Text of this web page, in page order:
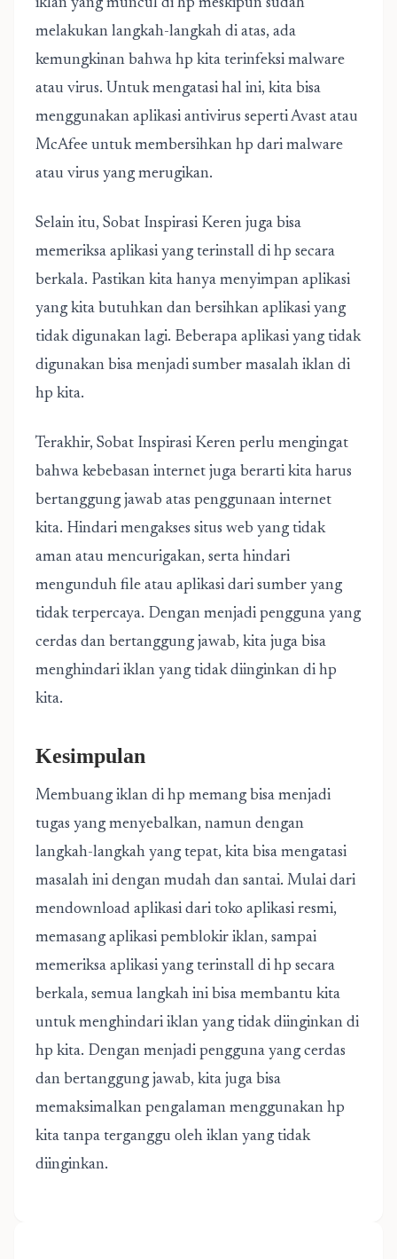
iklan yang muncul di hp meskipun sudah
melakukan langkah-langkah di atas, ada
kemungkinan bahwa hp kita terinfeksi malware
atau virus. Untuk mengatasi hal ini, kita bisa
menggunakan aplikasi antivirus seperti Avast atau
McAfee untuk membersihkan hp dari malware
atau virus yang merugikan.
Selain itu, Sobat Inspirasi Keren juga bisa
memeriksa aplikasi yang terinstall di hp secara
berkala. Pastikan kita hanya menyimpan aplikasi
yang kita butuhkan dan bersihkan aplikasi yang
tidak digunakan lagi. Beberapa aplikasi yang tidak
digunakan bisa menjadi sumber masalah iklan di
hp kita.
Terakhir, Sobat Inspirasi Keren perlu mengingat
bahwa kebebasan internet juga berarti kita harus
bertanggung jawab atas penggunaan internet
kita. Hindari mengakses situs web yang tidak
aman atau mencurigakan, serta hindari
mengunduh file atau aplikasi dari sumber yang
tidak terpercaya. Dengan menjadi pengguna yang
cerdas dan bertanggung jawab, kita juga bisa
menghindari iklan yang tidak diinginkan di hp
kita.
Kesimpulan
Membuang iklan di hp memang bisa menjadi
tugas yang menyebalkan, namun dengan
langkah-langkah yang tepat, kita bisa mengatasi
masalah ini dengan mudah dan santai. Mulai dari
mendownload aplikasi dari toko aplikasi resmi,
memasang aplikasi pemblokir iklan, sampai
memeriksa aplikasi yang terinstall di hp secara
berkala, semua langkah ini bisa membantu kita
untuk menghindari iklan yang tidak diinginkan di
hp kita. Dengan menjadi pengguna yang cerdas
dan bertanggung jawab, kita juga bisa
memaksimalkan pengalaman menggunakan hp
kita tanpa terganggu oleh iklan yang tidak
diinginkan.